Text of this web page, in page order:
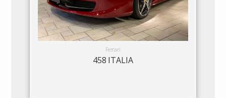
Ferrari
458 ITALIA